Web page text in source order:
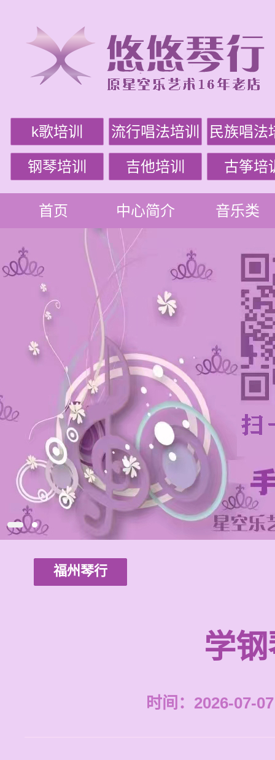
k歌培训 流行唱法培训 民族唱法
钢琴培训 吉他培训 古筝培
首页 中心简介 音乐类
福州琴行
学
时间：2026-07-